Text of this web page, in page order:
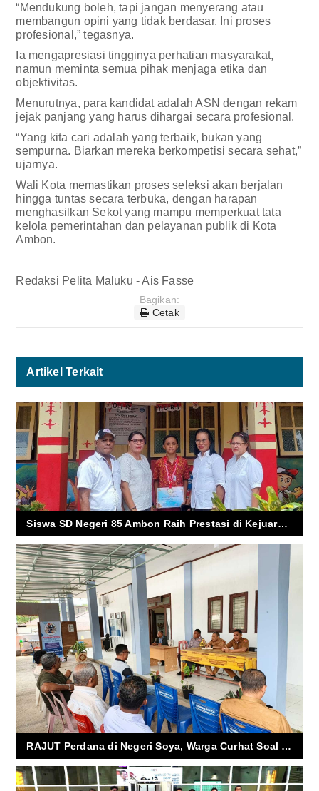
“Mendukung boleh, tapi jangan menyerang atau
membangun opini yang tidak berdasar. Ini proses
profesional,” tegasnya.
Ia mengapresiasi tingginya perhatian masyarakat,
namun meminta semua pihak menjaga etika dan
objektivitas.
Menurutnya, para kandidat adalah ASN dengan rekam
jejak panjang yang harus dihargai secara profesional.
“Yang kita cari adalah yang terbaik, bukan yang
sempurna. Biarkan mereka berkompetisi secara sehat,”
ujarnya.
Wali Kota memastikan proses seleksi akan berjalan
hingga tuntas secara terbuka, dengan harapan
menghasilkan Sekot yang mampu memperkuat tata
kelola pemerintahan dan pelayanan publik di Kota
Ambon.
Redaksi Pelita Maluku - Ais Fasse
Bagikan:
Cetak
Artikel Terkait
Siswa SD Negeri 85 Ambon Raih Prestasi di Kejuaraan Karate Wilayah Indonesia Timur
RAJUT Perdana di Negeri Soya, Warga Curhat Soal Air Bersih, Keamanan, dan Rumah Tak Layak Huni